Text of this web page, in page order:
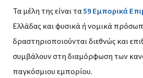
Τα μέλη της είναι τα59 Εμπορικά
Ελλάδας και φυσικά ή νομικά
δραστηριοποιούνται διεθνώς και
συμβάλουν στη διαμόρφωση των
παγκόσμιου εμπορίου.